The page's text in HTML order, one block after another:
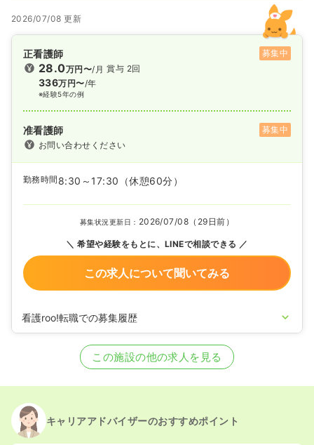
2026/07/08 更新
正看護師 募集中
28.0万円〜/月
336万円〜/年
※経験5年の例
賞与 2回
准看護師
募集中
お問い合わせください
勤務時間 8:30～17:30 （休憩60分）
募集状況更新日： 2026/07/08（29日前）
希望や経験をもとに、LINEで相談できる
この求人について聞いてみる
看護roo!転職での募集履歴
正看護師の募集を休止
准看護師の募集を休止
この施設の他の求人を見る
キャリアアドバイザーのおすすめポイント